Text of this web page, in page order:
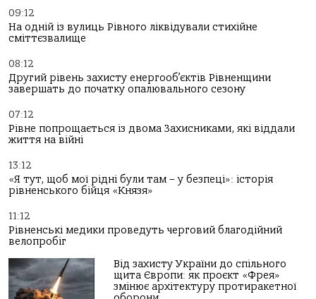
09:12
На одній із вулиць Рівного ліквідували стихійне
сміттєзвалище
08:12
Другий рівень захисту енергооб’єктів Рівненщини
завершать до початку опалювального сезону
07:12
Рівне попрощається із двома Захисниками, які віддали
життя на війні
13:12
«Я тут, щоб мої рідні були там – у безпеці»: історія
рівненського бійця «Князя»
11:12
Рівненські медики проведуть черговий благодійний
велопробіг
Від захисту України до спільного
щита Європи: як проєкт «Фрея»
змінює архітектуру протиракетної